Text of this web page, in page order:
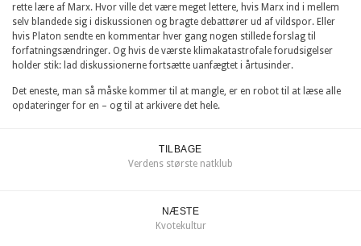
rette lære af Marx. Hvor ville det være meget lettere, hvis Marx ind i mellem
selv blandede sig i diskussionen og bragte debattører ud af vildspor. Eller
hvis Platon sendte en kommentar hver gang nogen stillede forslag til
forfatningsændringer. Og hvis de værste klimakatastrofale forudsigelser
holder stik: lad diskussionerne fortsætte uanfægtet i årtusinder.
Det eneste, man så måske kommer til at mangle, er en robot til at læse alle
opdateringer for en – og til at arkivere det hele.
TILBAGE
Verdens største natklub
NÆSTE
Kvotekultur